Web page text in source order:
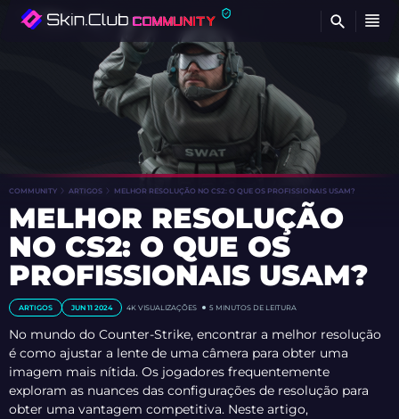
COMMUNITY ARTIGOS MELHOR RESOLUÇÃO NO CS2: O QUE OS PROFISSIONAIS USAM?
MELHOR RESOLUÇÃO
NO CS2: O QUE OS
PROFISSIONAIS USAM?
ARTIGOS JUN 11 2024 4K VISUALIZAÇÕES 5 MINUTOS DE LEITURA
No mundo do Counter-Strike, encontrar a melhor resolução
é como ajustar a lente de uma câmera para obter uma
imagem mais nítida. Os jogadores frequentemente
exploram as nuances das configurações de resolução para
obter uma vantagem competitiva. Neste artigo,